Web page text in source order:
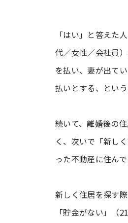
「はい」と答えた
代／女性／会社員
を払い、妻が出て
払いとする、とい
続いて、離婚後の
く、次いで「新し
った不動産に住ん
新しく住居を探す
「貯金がない」（